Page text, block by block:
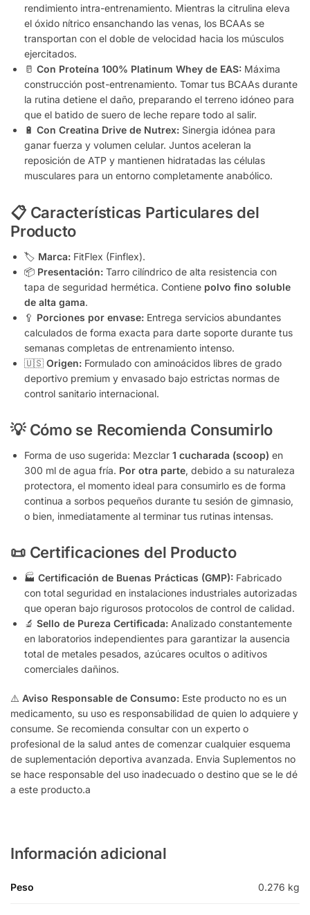
rendimiento intra-entrenamiento. Mientras la citrulina eleva
el óxido nítrico ensanchando las venas, los BCAAs se
transportan con el doble de velocidad hacia los músculos
ejercitados.
🥛 Con Proteína 100% Platinum Whey de EAS: Máxima
construcción post-entrenamiento. Tomar tus BCAAs durante
la rutina detiene el daño, preparando el terreno idóneo para
que el batido de suero de leche repare todo al salir.
🔋 Con Creatina Drive de Nutrex: Sinergia idónea para
ganar fuerza y volumen celular. Juntos aceleran la
reposición de ATP y mantienen hidratadas las células
musculares para un entorno completamente anabólico.
📋 Características Particulares del
Producto
🏷️ Marca: FitFlex (Finflex).
📦 Presentación: Tarro cilíndrico de alta resistencia con
tapa de seguridad hermética. Contiene polvo fino soluble
de alta gama.
🥄 Porciones por envase: Entrega servicios abundantes
calculados de forma exacta para darte soporte durante tus
semanas completas de entrenamiento intenso.
🇺🇸 Origen: Formulado con aminoácidos libres de grado
deportivo premium y envasado bajo estrictas normas de
control sanitario internacional.
💡 Cómo se Recomienda Consumirlo
Forma de uso sugerida: Mezclar 1 cucharada (scoop) en
300 ml de agua fría. Por otra parte, debido a su naturaleza
protectora, el momento ideal para consumirlo es de forma
continua a sorbos pequeños durante tu sesión de gimnasio,
o bien, inmediatamente al terminar tus rutinas intensas.
📜 Certificaciones del Producto
🏭 Certificación de Buenas Prácticas (GMP): Fabricado
con total seguridad en instalaciones industriales autorizadas
que operan bajo rigurosos protocolos de control de calidad.
🔬 Sello de Pureza Certificada: Analizado constantemente
en laboratorios independientes para garantizar la ausencia
total de metales pesados, azúcares ocultos o aditivos
comerciales dañinos.
⚠️ Aviso Responsable de Consumo: Este producto no es un
medicamento, su uso es responsabilidad de quien lo adquiere y
consume. Se recomienda consultar con un experto o
profesional de la salud antes de comenzar cualquier esquema
de suplementación deportiva avanzada. Envia Suplementos no
se hace responsable del uso inadecuado o destino que se le dé
a este producto.a
Información adicional
Peso 0.276 kg